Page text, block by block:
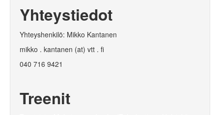
Yhteystiedot
Yhteyshenkilö: Mikko Kantanen
mikko . kantanen (at) vtt . fi
040 716 9421
Treenit